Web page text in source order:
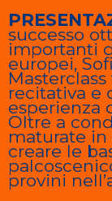
successo
importanti
europei,
recitativa e
esperienza
Oltre a
maturate in
creare le
provini